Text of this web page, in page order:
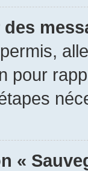
permis,
pour
«